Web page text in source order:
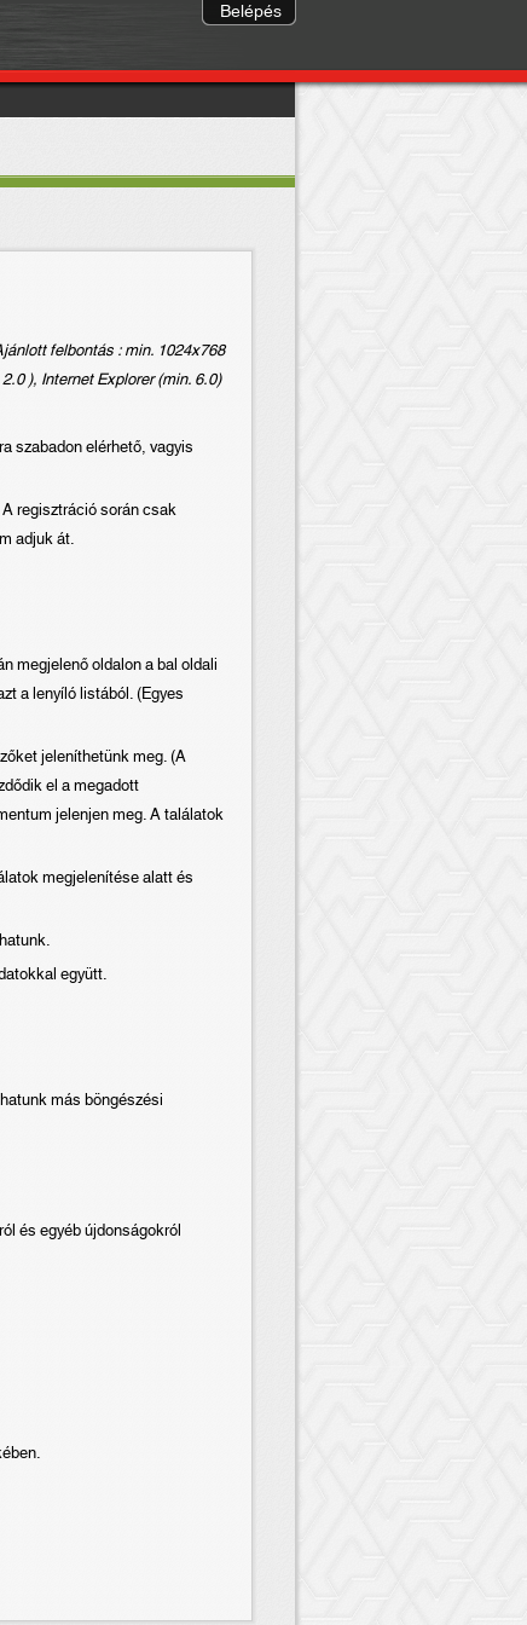
felbontás : min. 1024x768
), Internet Explorer (min. 6.0)
szabadon elérhető, vagyis
regisztráció során csak
adjuk át.
megjelenő oldalon a bal oldali
a lenyíló listából. (Egyes
jeleníthetünk meg. (A
el a megadott
jelenjen meg. A találatok
megjelenítése alatt és
együtt.
más böngészési
és egyéb újdonságokról
Belépés